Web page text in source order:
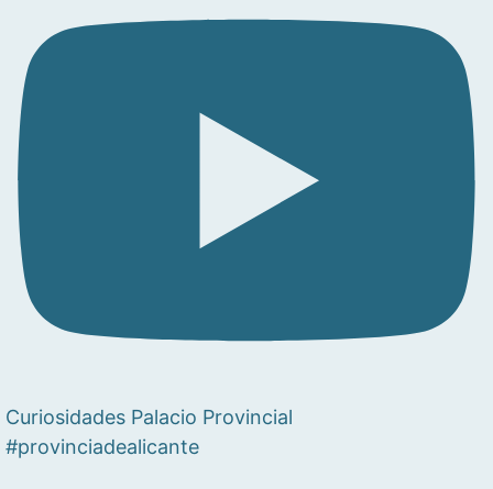
Curiosidades Palacio Provincial
#provinciadealicante